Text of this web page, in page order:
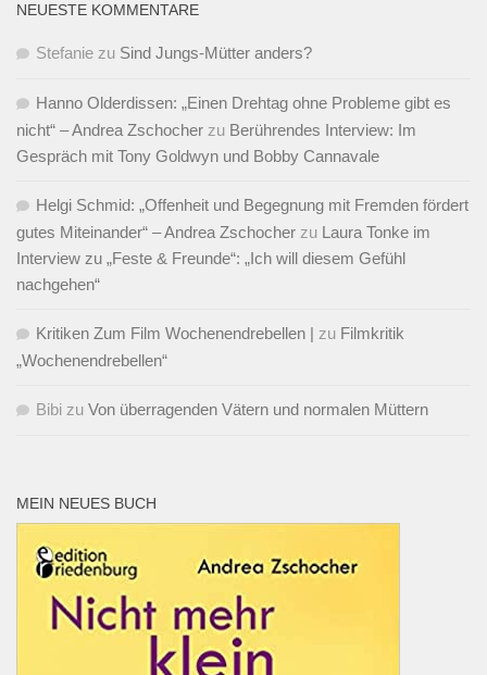
NEUESTE KOMMENTARE
Stefanie zu Sind Jungs-Mütter anders?
Hanno Olderdissen: „Einen Drehtag ohne Probleme gibt es
nicht“ – Andrea Zschocher zu Berührendes Interview: Im
Gespräch mit Tony Goldwyn und Bobby Cannavale
Helgi Schmid: „Offenheit und Begegnung mit Fremden fördert
gutes Miteinander“ – Andrea Zschocher zu Laura Tonke im
Interview zu „Feste & Freunde“: „Ich will diesem Gefühl
nachgehen“
Kritiken Zum Film Wochenendrebellen | zu Filmkritik
„Wochenendrebellen“
Bibi zu Von überragenden Vätern und normalen Müttern
MEIN NEUES BUCH